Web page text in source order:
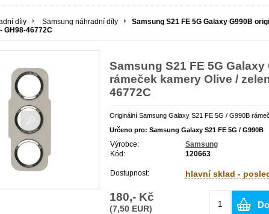
díly Samsung náhradní díly
Samsung S21 FE 5G Galaxy G990B
GH98-46772C
Samsung S21 FE 5G
rámeček kamery Olive /
46772C
Originální Samsung Galaxy S21 FE 5G / G990B
Určeno pro: Samsung Galaxy S21 FE 5G / G990B
Výrobce:
Samsung
Kód:
120663
Dostupnost: hlavní sklad -
180,- Kč
(7,50 EUR)